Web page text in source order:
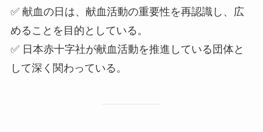
✅ 献血の日は、献血活動の重要性を再認識し、広
めることを目的としている。
✅ 日本赤十字社が献血活動を推進している団体と
して深く関わっている。